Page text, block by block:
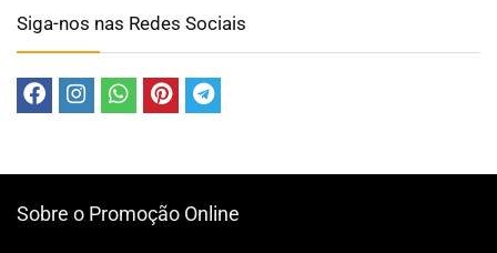
Siga-nos nas Redes Sociais
Sobre o Promoção Online